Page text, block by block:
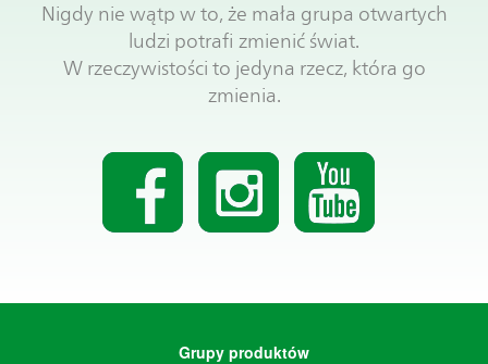
Nigdy nie wątp w to, że mała grupa otwartych
ludzi potrafi zmienić świat.
W rzeczywistości to jedyna rzecz, która go
zmienia.
Grupy produktów